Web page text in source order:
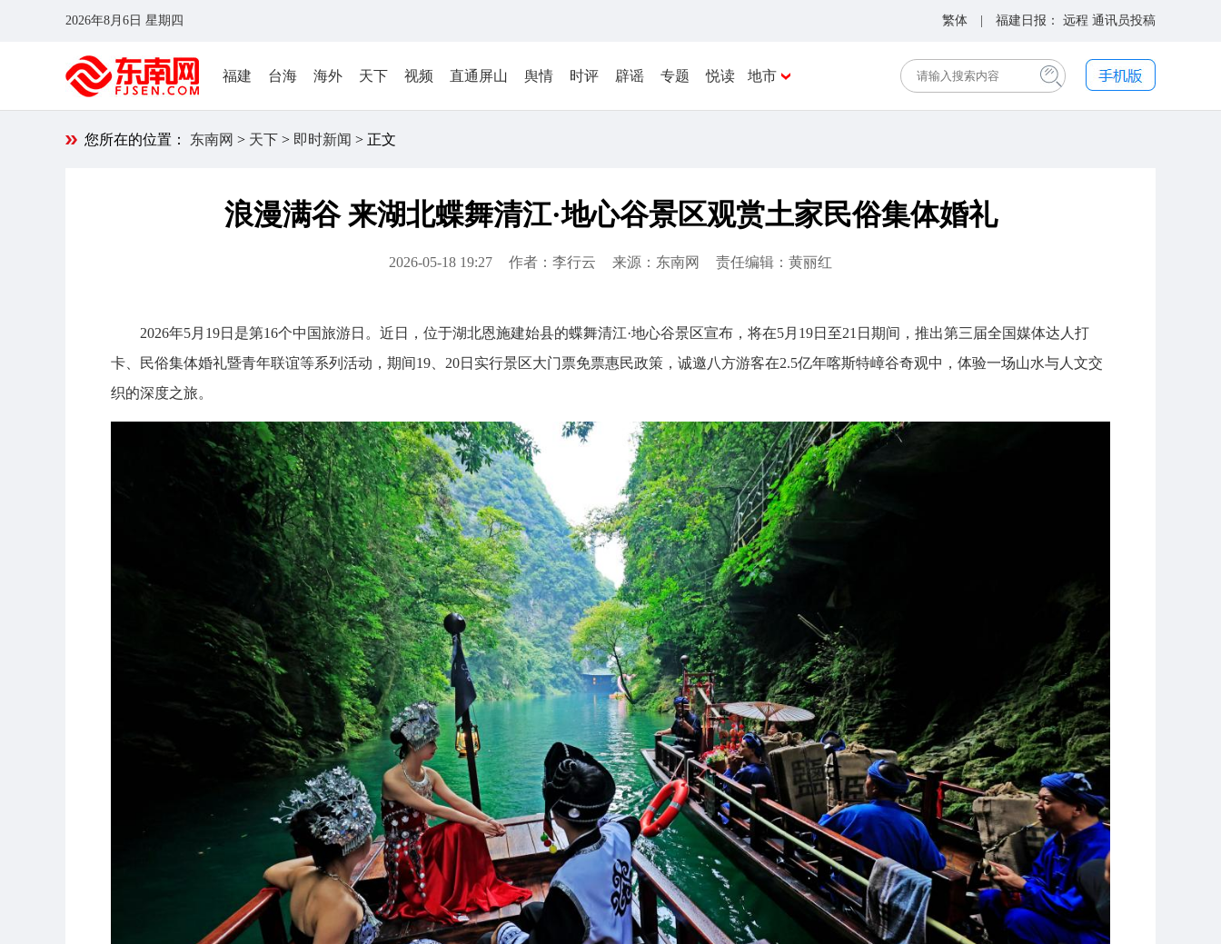
2026年8月6日 星期四 繁体 | 福建日报： 远程 通讯员投稿
福建 台海 海外 天下 视频 直通屏山 舆情 时评 辟谣 专题 悦读 地市
您所在的位置： 东南网 > 天下 > 即时新闻 > 正文
浪漫满谷 来湖北蝶舞清江·地心谷景区观赏土家民俗集体婚礼
2026-05-18 19:27 作者：李行云 来源：东南网 责任编辑：黄丽红
2026年5月19日是第16个中国旅游日。近日，位于湖北恩施建始县的蝶舞清江·地心谷景区宣布，将在5月19日至21日期间，推出第三届全国媒体达人打
卡、民俗集体婚礼暨青年联谊等系列活动，期间19、20日实行景区大门票免票惠民政策，诚邀八方游客在2.5亿年喀斯特嶂谷奇观中，体验一场山水与人文交
织的深度之旅。